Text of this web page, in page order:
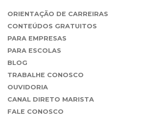
ORIENTAÇÃO DE CARREIRAS
CONTEÚDOS GRATUITOS
PARA EMPRESAS
PARA ESCOLAS
BLOG
TRABALHE CONOSCO
OUVIDORIA
CANAL DIRETO MARISTA
FALE CONOSCO